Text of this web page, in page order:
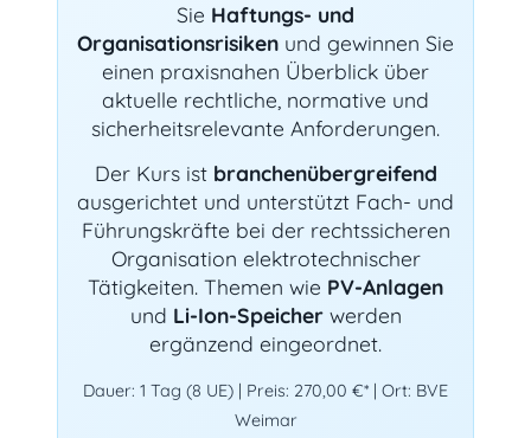
Sie Haftungs- und
Organisationsrisiken und gewinnen Sie
einen praxisnahen Überblick über
aktuelle rechtliche, normative und
sicherheitsrelevante Anforderungen.
Der Kurs ist branchenübergreifend
ausgerichtet und unterstützt Fach- und
Führungskräfte bei der rechtssicheren
Organisation elektrotechnischer
Tätigkeiten. Themen wie PV-Anlagen
und Li-Ion-Speicherwerden
ergänzend eingeordnet.
Dauer: 1 Tag (8 UE) | Preis: 270,00 €* | Ort: BVE
Weimar